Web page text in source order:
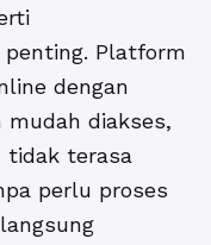
penting. Platform
dengan
mudah diakses,
tidak terasa
perlu proses